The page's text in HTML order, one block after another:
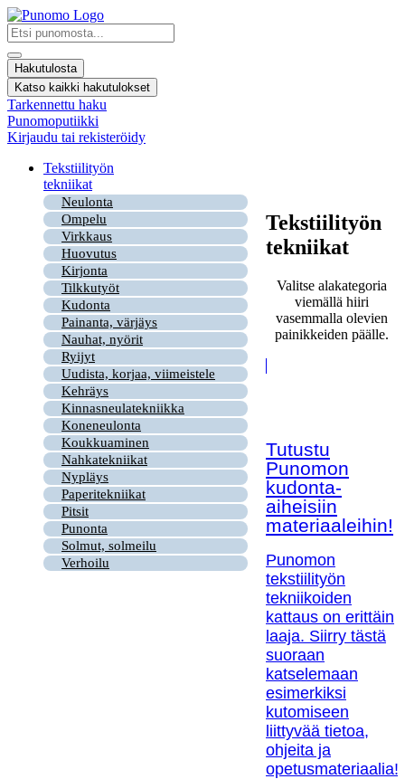
Mene
sisältöön
Search
...
Hakutulosta
Katso kaikki hakutulokset
Tarkennettu haku
Punomoputiikki
Kirjaudu tai rekisteröidy
Tekstiilityön
tekniikat
Neulonta
Ompelu
Virkkaus
Huovutus
Kirjonta
Tilkkutyöt
Kudonta
Painanta, värjäys
Nauhat, nyörit
Ryijyt
Uudista, korjaa, viimeistele
Kehräys
Kinnasneulatekniikka
Koneneulonta
Koukkuaminen
Nahkatekniikat
Nypläys
Paperitekniikat
Pitsit
Punonta
Solmut, solmeilu
Verhoilu
Tekstiilityön
tekniikat
Valitse alakategoria
viemällä hiiri
vasemmalla olevien
painikkeiden päälle.
Tutustu
Punomon
kudonta-
aiheisiin
materiaaleihin!
Punomon
tekstiilityön
tekniikoiden
kattaus on erittäin
laaja. Siirry tästä
suoraan
katselemaan
esimerkiksi
kutomiseen
liittyvää tietoa,
ohjeita ja
opetusmateriaalia!